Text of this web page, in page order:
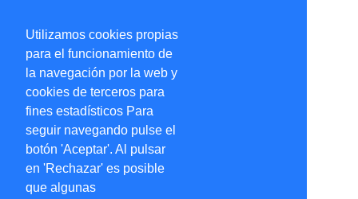
Utilizamos cookies propias
para el funcionamiento de
la navegación por la web y
cookies de terceros para
fines estadísticos Para
seguir navegando pulse el
botón 'Aceptar'. Al pulsar
en 'Rechazar' es posible
que algunas